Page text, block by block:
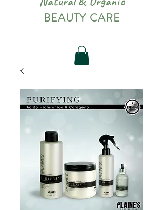
BEAUTY CARE